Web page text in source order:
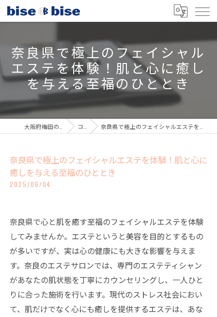
奈良県で極上のフェイシャル
エステを体験！肌と心に癒し
を与える至福のひととき
大阪府梅田のエステならbisebise コラム 奈良県で極上のフェイシャルエステを体験！肌と心に癒しを与える至福のひととき
奈良県で極上のフェイシャルエステを体験！肌と心に
癒しを与える至福のひととき
2025/06/04
奈良県で心と肌を癒す至福のフェイシャルエステを体験
してみませんか。エステというと美容を目的とするもの
が多いですが、実は心の健康にも大きな影響を与えま
す。奈良のエステサロンでは、専門のエステティシャン
があなたの肌状態を丁寧にカウンセリングし、一人ひと
りに合った施術を行います。現代のストレス社会におい
て、肌だけでなく心にも癒しを提供するエステは、あな